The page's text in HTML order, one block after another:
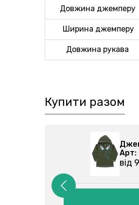
Довжина джемперу
Ширина джемперу
Довжина рукава
Купити разом